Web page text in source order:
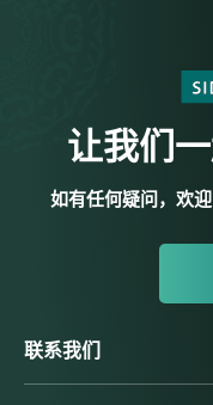
让我们
如有任何疑问，欢
联系我们